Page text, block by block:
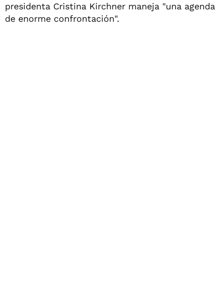
presidenta Cristina Kirchner maneja "una agenda
de enorme confrontación".